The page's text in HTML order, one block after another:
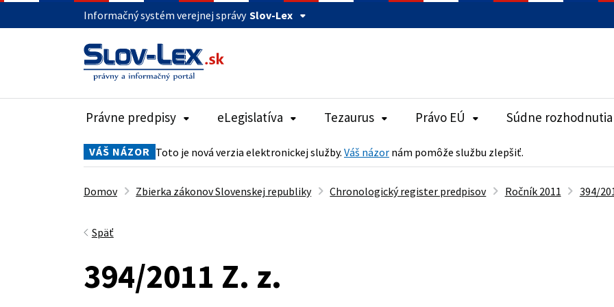
Informačný systém verejnej správy Slov-Lex
Právne predpisy eLegislatíva Tezaurus Právo EÚ Súdne rozhodnutia
VÁŠ NÁZOR Toto je nová verzia elektronickej služby. Váš názor nám pomôže službu zlepšiť.
Domov Zbierka zákonov Slovenskej republiky Chronologický register predpisov Ročník 2011 394/
Späť
394/2011 Z. z.